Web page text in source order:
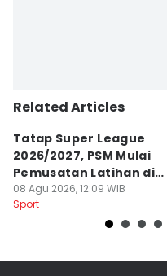
Related Articles
Tatap Super League
2026/2027, PSM Mulai
Pemusatan Latihan di
Jogja
08 Agu 2026, 12:09 WIB
Sport